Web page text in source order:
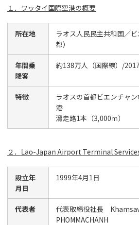
１．ワッタイ国際空港の概要
所在地
ラオス人民民主共和国／
都）
年間乗
降客
約138万人（国際線）/
特徴
ラオスの首都ビエンチャ
港
滑走路1本（3,000ｍ）
２．Lao-Japan Airport Terminal
設立年
月日
1999年4月1日
代表者
代表取締役社長
PHOMMACHANH